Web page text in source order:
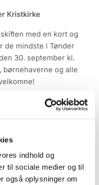
indhold og
til sociale medier og til
også oplysninger om
Kristkirke
med en kort og
mindste i Tønder
30. september kl.
børnehaverne og alle